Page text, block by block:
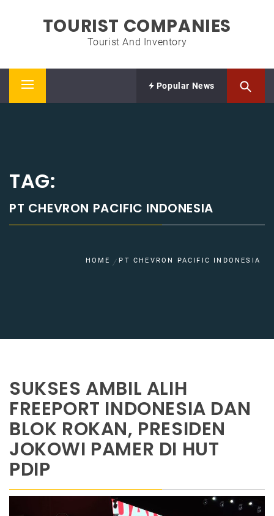
TOURIST COMPANIES
Tourist And Inventory
Primary
Popular News
TAG:
PT CHEVRON PACIFIC INDONESIA
HOME PT CHEVRON PACIFIC INDONESIA
SUKSES AMBIL ALIH
FREEPORT INDONESIA DAN
BLOK ROKAN, PRESIDEN
JOKOWI PAMER DI HUT
PDIP